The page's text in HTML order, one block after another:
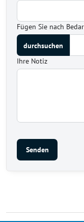
Fügen Sie nach
Ihre Notiz
Senden